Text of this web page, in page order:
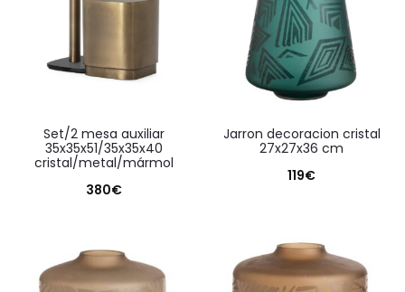
set/2 mesa auxiliar
35x35x51/35x35x40
cristal/metal/mármol
380€
jarron decoracion cristal
27x27x36 cm
119€